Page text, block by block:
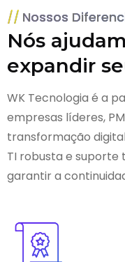
Nossos
Nós
expandir
WK Tecnologia é a
empresas líderes,
transformação
TI robusta e suporte
garantir a